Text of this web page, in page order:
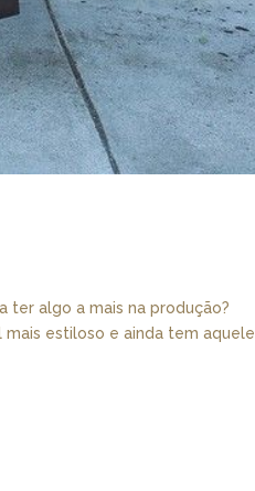
ter algo a mais na produção?
estiloso e ainda tem aquele